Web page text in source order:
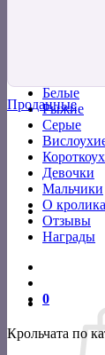
Белые
Рыжие
Серые
Девочки
Мальчики
О
Отзывы
Награды
0
Проданные
Крольчата по